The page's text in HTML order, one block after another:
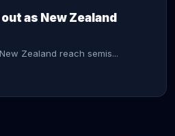
as New Zealand
Zealand reach semis...